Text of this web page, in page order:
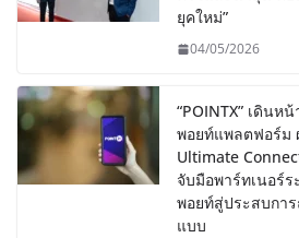
ยุคใหม่”
04/05/2026
“POINTX” เดินห
พอยท์แพลตฟอร์ม
Ultimate
จับมือพาร์ทเนอร์
พอยท์สู่ประสบกา
แบบ